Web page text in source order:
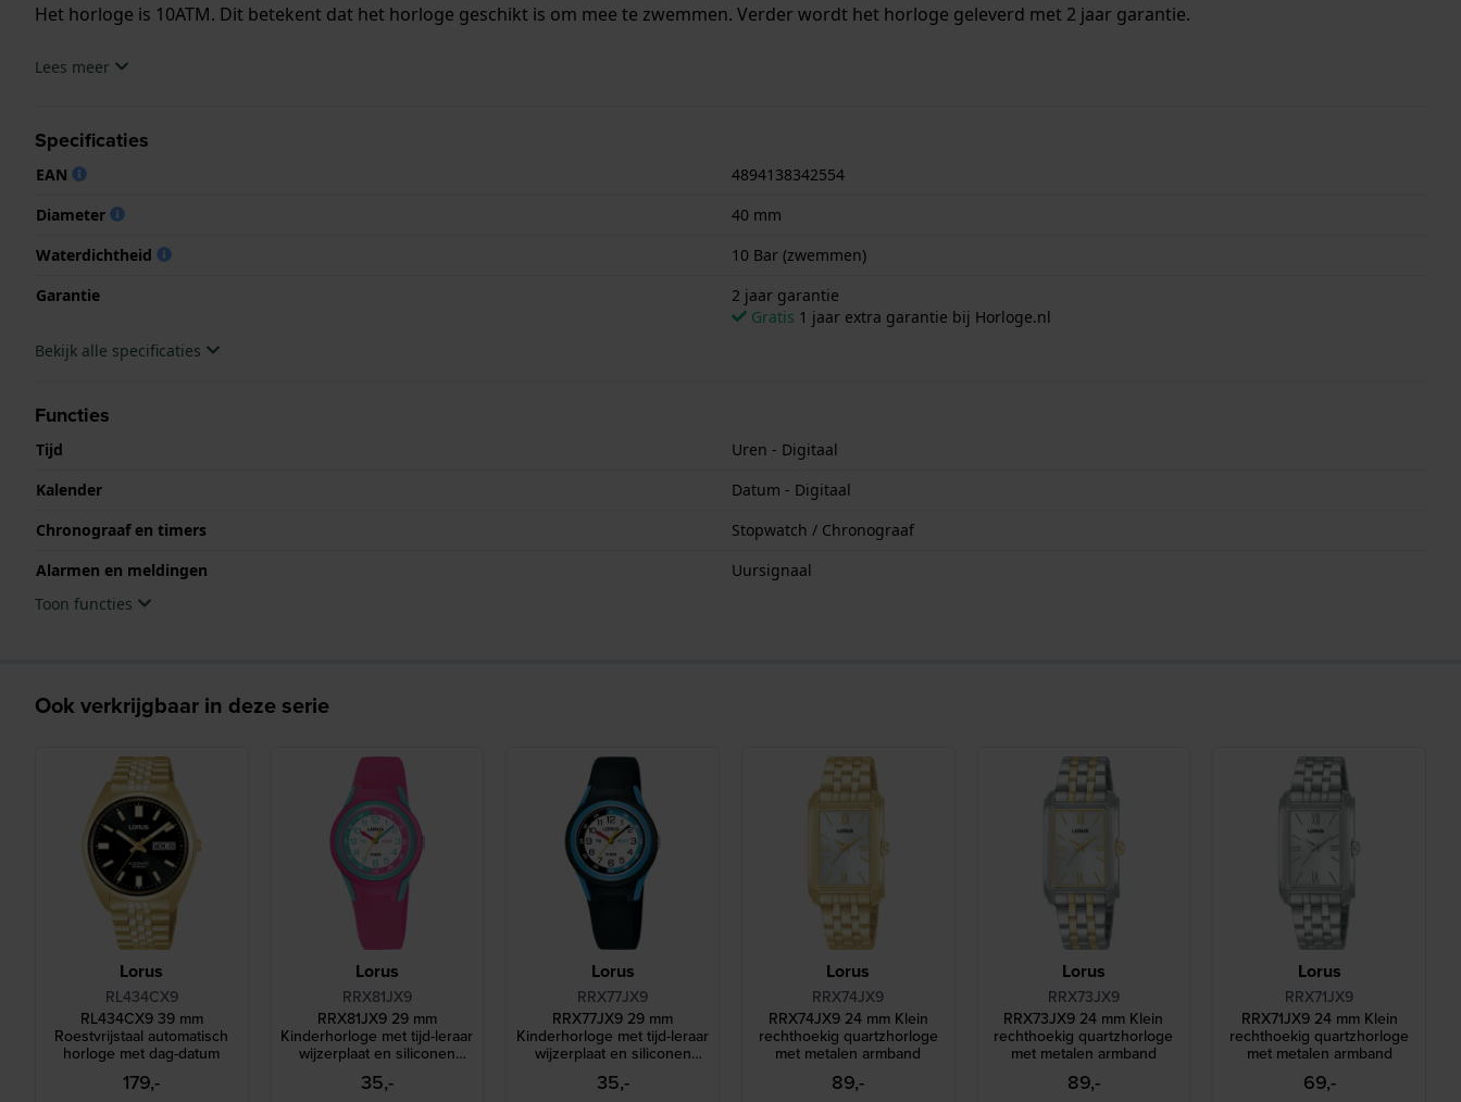
Het horloge is 10ATM. Dit betekent dat het horloge geschikt is om mee te zwemmen. Verder wordt het horloge geleverd met 2 jaar garantie.
.Lees meer
Specificaties
EAN
4894138342554
Diameter
40 mm
Waterdichtheid
10 Bar (zwemmen)
Garantie
2 jaar garantie
Gratis 1 jaar extra garantie bij Horloge.nl
Bekijk alle specificaties
Functies
Tijd
Uren - Digitaal
Kalender
Datum - Digitaal
Chronograaf en timers
Stopwatch / Chronograaf
Alarmen en meldingen
Uursignaal
Toon functies
Ook verkrijgbaar in deze serie
Lorus
RL434CX9
RL434CX9 39 mm
Roestvrijstaal automatisch
horloge met dag-datum
179,-
Lorus
RRX81JX9
RRX81JX9 29 mm
Kinderhorloge met tijd-leraar
wijzerplaat en siliconen
band
35,-
Lorus
RRX77JX9
RRX77JX9 29 mm
Kinderhorloge met tijd-leraar
wijzerplaat en siliconen
band
35,-
Lorus
RRX74JX9
RRX74JX9 24 mm Klein
rechthoekig quartzhorloge
met metalen armband
89,-
Lorus
RRX73JX9
RRX73JX9 24 mm Klein
rechthoekig quartzhorloge
met metalen armband
89,-
Lorus
RRX71JX9
RRX71JX9 24 mm Klein
rechthoekig quartzhorloge
met metalen armband
69,-